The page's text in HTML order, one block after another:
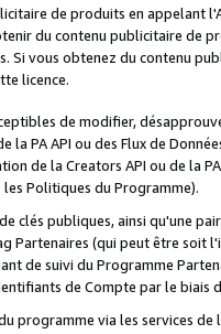
de produits en appelant
du contenu publicitaire de
Si vous obtenez du contenu
licence.
de modifier,
la PA API ou des Flux de
de la Creators API ou de la
Politiques du Programme).
clés publiques, ainsi qu'une
Partenaires (qui peut être soit
de suivi du Programme
de Compte par le biais
programme via les services